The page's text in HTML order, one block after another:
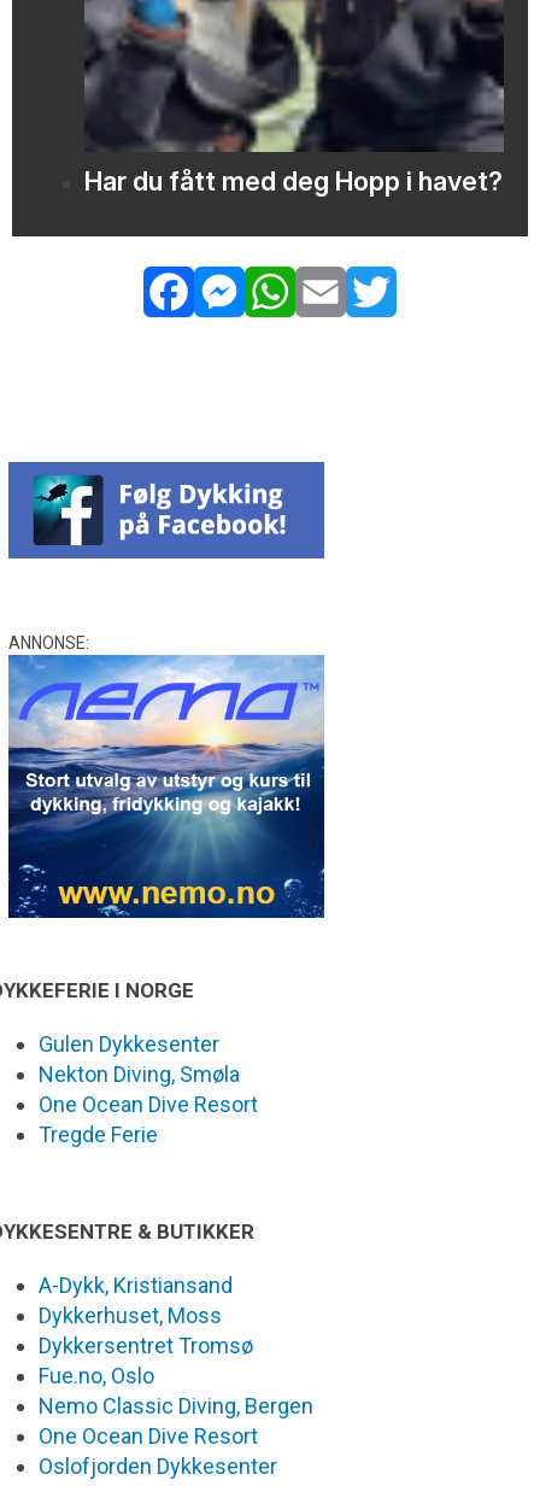
Har du fått med deg Hopp i havet?
ANNONSE:
I NORGE
Gulen Dykkesenter
Nekton Diving, Smøla
One Ocean Dive Resort
Tregde Ferie
& BUTIKKER
A-Dykk, Kristiansand
Dykkerhuset, Moss
Dykkersentret Tromsø
Fue.no, Oslo
Nemo Classic Diving, Bergen
One Ocean Dive Resort
Oslofjorden Dykkesenter